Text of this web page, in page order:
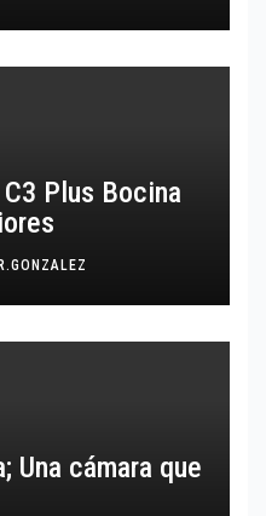
Plus Bocina
Una cámara que